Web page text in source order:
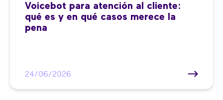
Voicebot para atención al cliente:
qué es y en qué casos merece la
pena
24/06/2026